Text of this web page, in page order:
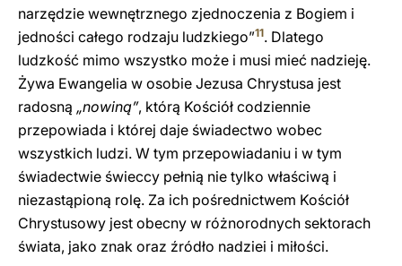
narzędzie wewnętrznego zjednoczenia z Bogiem i
jedności całego rodzaju ludzkiego”11. Dlatego
ludzkość mimo wszystko może i musi mieć nadzieję.
Żywa Ewangelia w osobie Jezusa Chrystusa jest
radosną „nowiną”, którą Kościół codziennie
przepowiada i której daje świadectwo wobec
wszystkich ludzi. W tym przepowiadaniu i w tym
świadectwie świeccy pełnią nie tylko właściwą i
niezastąpioną rolę. Za ich pośrednictwem Kościół
Chrystusowy jest obecny w różnorodnych sektorach
świata, jako znak oraz źródło nadziei i miłości.